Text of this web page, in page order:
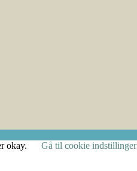
okay.
Gå til cookie indstillinger